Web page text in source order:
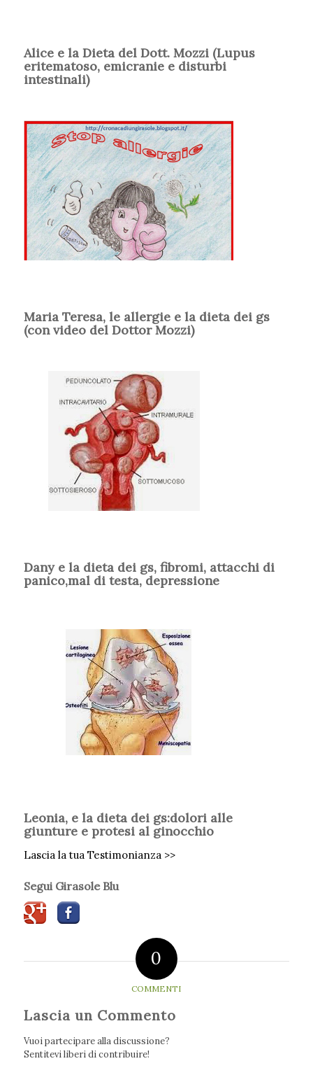
Alice e la Dieta del Dott. Mozzi (Lupus
eritematoso, emicranie e disturbi
intestinali)
Maria Teresa, le allergie e la dieta dei gs
(con video del Dottor Mozzi)
Dany e la dieta dei gs, fibromi, attacchi di
panico,mal di testa, depressione
Leonia, e la dieta dei gs:dolori alle
giunture e protesi al ginocchio
Lascia la tua Testimonianza >>
Segui Girasole Blu
0
COMMENTI
Lascia un Commento
Vuoi partecipare alla discussione?
Sentitevi liberi di contribuire!